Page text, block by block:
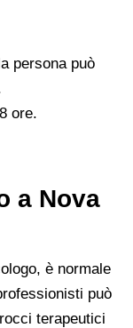
persona può
ore.
a Nova
è normale
può
terapeutici